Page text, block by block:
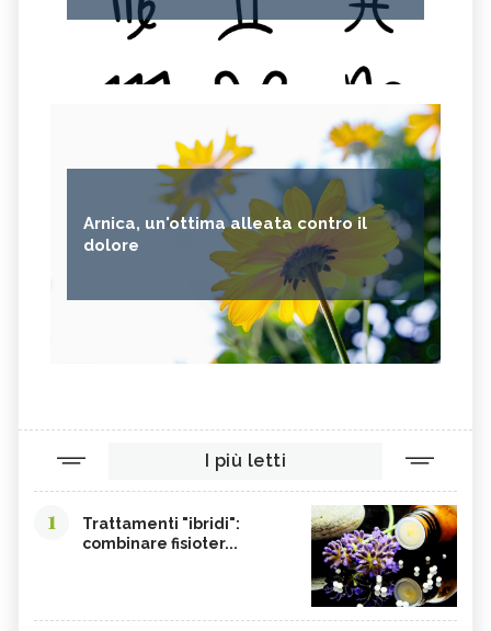
Arnica, un'ottima alleata contro il
dolore
I più letti
1
Trattamenti "ibridi":
combinare fisioter...